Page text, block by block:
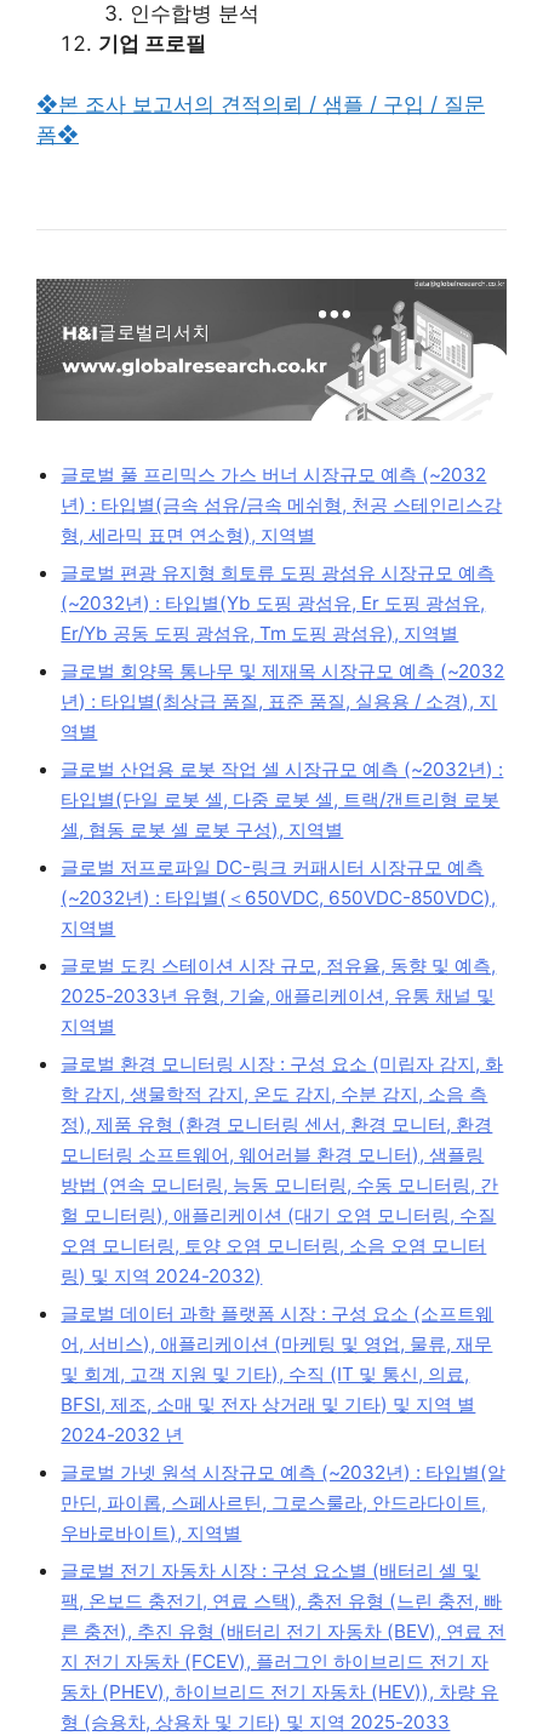
인수합병 분석
기업 프로필
❖본 조사 보고서의 견적의뢰 / 샘플 / 구입 / 질문
폼❖
글로벌 풀 프리믹스 가스 버너 시장규모 예측 (~2032
년) : 타입별(금속 섬유/금속 메쉬형, 천공 스테인리스강
형, 세라믹 표면 연소형), 지역별
글로벌 편광 유지형 희토류 도핑 광섬유 시장규모 예측
(~2032년) : 타입별(Yb 도핑 광섬유, Er 도핑 광섬유,
Er/Yb 공동 도핑 광섬유, Tm 도핑 광섬유), 지역별
글로벌 회양목 통나무 및 제재목 시장규모 예측 (~2032
년) : 타입별(최상급 품질, 표준 품질, 실용용 / 소경), 지
역별
글로벌 산업용 로봇 작업 셀 시장규모 예측 (~2032년) :
타입별(단일 로봇 셀, 다중 로봇 셀, 트랙/갠트리형 로봇
셀, 협동 로봇 셀 로봇 구성), 지역별
글로벌 저프로파일 DC-링크 커패시터 시장규모 예측
(~2032년) : 타입별(＜650VDC, 650VDC-850VDC),
지역별
글로벌 도킹 스테이션 시장 규모, 점유율, 동향 및 예측,
2025-2033년 유형, 기술, 애플리케이션, 유통 채널 및
지역별
글로벌 환경 모니터링 시장 : 구성 요소 (미립자 감지, 화
학 감지, 생물학적 감지, 온도 감지, 수분 감지, 소음 측
정), 제품 유형 (환경 모니터링 센서, 환경 모니터, 환경
모니터링 소프트웨어, 웨어러블 환경 모니터), 샘플링
방법 (연속 모니터링, 능동 모니터링, 수동 모니터링, 간
헐 모니터링), 애플리케이션 (대기 오염 모니터링, 수질
오염 모니터링, 토양 오염 모니터링, 소음 오염 모니터
링) 및 지역 2024-2032)
글로벌 데이터 과학 플랫폼 시장 : 구성 요소 (소프트웨
어, 서비스), 애플리케이션 (마케팅 및 영업, 물류, 재무
및 회계, 고객 지원 및 기타), 수직 (IT 및 통신, 의료,
BFSI, 제조, 소매 및 전자 상거래 및 기타) 및 지역 별
2024-2032 년
글로벌 가넷 원석 시장규모 예측 (~2032년) : 타입별(알
만딘, 파이롭, 스페사르틴, 그로스룰라, 안드라다이트,
우바로바이트), 지역별
글로벌 전기 자동차 시장 : 구성 요소별 (배터리 셀 및
팩, 온보드 충전기, 연료 스택), 충전 유형 (느린 충전, 빠
른 충전), 추진 유형 (배터리 전기 자동차 (BEV), 연료 전
지 전기 자동차 (FCEV), 플러그인 하이브리드 전기 자
동차 (PHEV), 하이브리드 전기 자동차 (HEV)), 차량 유
형 (승용차, 상용차 및 기타) 및 지역 2025-2033